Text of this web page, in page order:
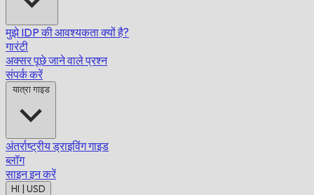
मुझे IDP की आवश्यकता क्यों है?
गारंटी
अक्सर पूछे जाने वाले प्रश्न
संपर्क करें
यात्रा गाइड
अंतर्राष्ट्रीय ड्राइविंग गाइड
ब्लॉग
साइन इन करें
HI | USD